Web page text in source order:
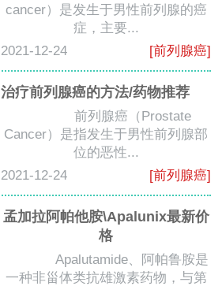
cancer）是发生于男性前列腺的癌
症，主要...
2021-12-24
[前列腺癌]
治疗前列腺癌的方法/药物推荐
前列腺癌（Prostate
Cancer）是指发生于男性前列腺部
位的恶性...
2021-12-24
[前列腺癌]
孟加拉阿帕他胺\Apalunix最新价
格
Apalutamide、阿帕鲁胺是
一种非甾体类抗雄激素药物，与第